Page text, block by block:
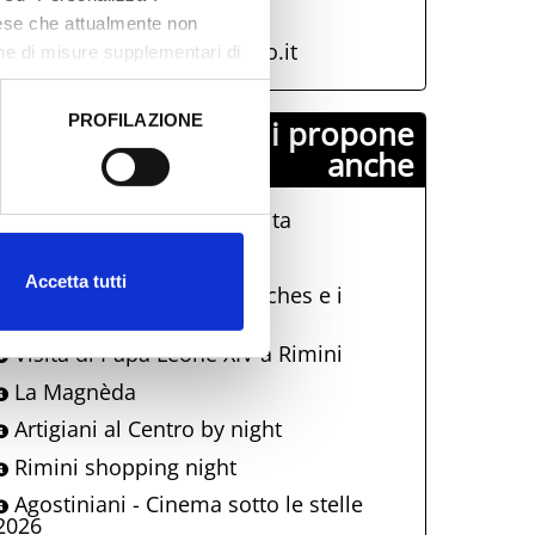
che attualmente non
di misure supplementari di
PROFILAZIONE
Accetta tutti
info@visitrimini.com
http://www.riminiturismo.it
Comune di Rimini propone
anche
La Terrazza Della Dolce Vita
Una notte al Museo: Eutyches e i
Visita di Papa Leone XIV a Rimini
La Magnèda
Artigiani al Centro by night
Rimini shopping night
Agostiniani - Cinema sotto le stelle